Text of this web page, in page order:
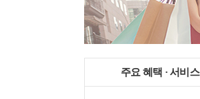
주요 혜택 · 서비스